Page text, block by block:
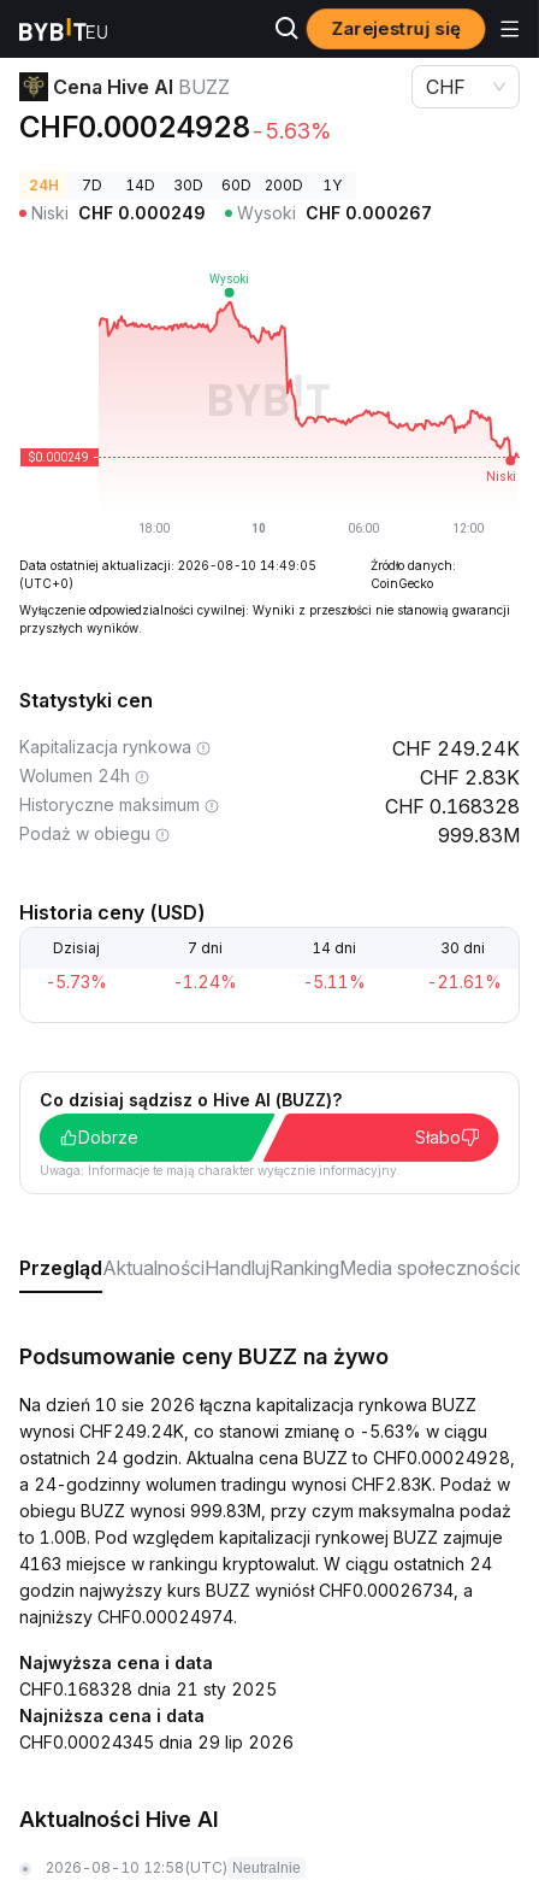
Zarejestruj się
Ceny kryptowalut Cena Hive AI BUZZ
Cena Hive AI BUZZ
CHF0.00024928-5.63%
CHF
24H 7D 14D 30D 60D 200D 1Y
Niski CHF 0.000249 Wysoki CHF 0.000267
Data ostatniej aktualizacji: 2026-08-10 14:49:05
(UTC+0)
Źródło danych:
CoinGecko
Wyłączenie odpowiedzialności cywilnej: Wyniki z przeszłości nie stanowią gwarancji
przyszłych wyników.
Statystyki cen
Kapitalizacja rynkowa 249.24K
Wolumen 24h 2.83K
Historyczne maksimum 0.168328
Podaż w obiegu 999.83M
Historia ceny (USD)
Dzisiaj 7 dni 14 dni 30 dni
-5.73% -1.24% -5.11% -21.61%
Co dzisiaj sądzisz o Hive AI (BUZZ)?
Dobrze
Słabo
Uwaga: Informacje te mają charakter wyłącznie informacyjny.
PrzeglądAktualnościHandlujRankingMedia
Podsumowanie ceny BUZZ na żywo
Na dzień 10 sie 2026 łączna kapitalizacja rynkowa BUZZ
wynosi CHF249.24K, co stanowi zmianę o -5.63% w ciągu
ostatnich 24 godzin. Aktualna cena BUZZ to CHF0.00024928,
a 24-godzinny wolumen tradingu wynosi CHF2.83K. Podaż w
obiegu BUZZ wynosi 999.83M, przy czym maksymalna podaż
to 1.00B. Pod względem kapitalizacji rynkowej BUZZ zajmuje
4163 miejsce w rankingu kryptowalut. W ciągu ostatnich 24
godzin najwyższy kurs BUZZ wyniósł CHF0.00026734, a
najniższy CHF0.00024974.
Najwyższa cena i data
CHF0.168328 dnia 21 sty 2025
Najniższa cena i data
CHF0.00024345 dnia 29 lip 2026
Aktualności Hive AI
2026-08-10 12:58 (UTC) Neutralnie